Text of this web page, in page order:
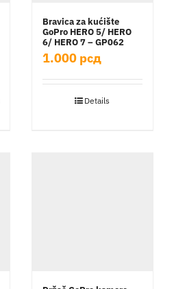
Bravica za kućište
GoPro HERO 5/ HERO
6/ HERO 7 – GP062
1.000 рсд
Details